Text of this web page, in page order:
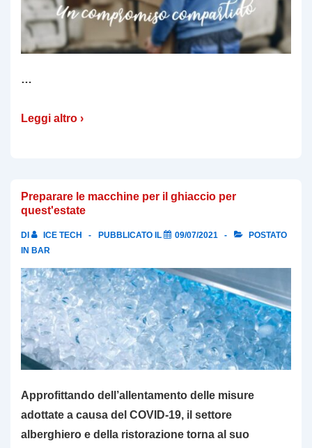
…
Leggi altro ›
Preparare le macchine per il ghiaccio per
quest'estate
DI ICE TECH PUBBLICATO IL 09/07/2021
POSTATO
IN BAR
Approfittando dell’allentamento delle misure
adottate a causa del COVID-19, il settore
alberghiero e della ristorazione torna al suo